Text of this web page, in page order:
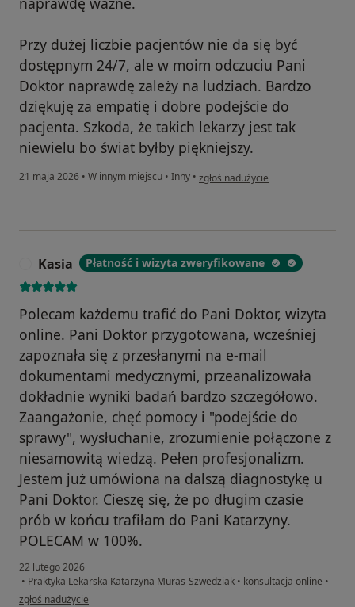
Przy dużej liczbie pacjentów nie da się być
dostępnym 24/7, ale w moim odczuciu Pani
Doktor naprawdę zależy na ludziach. Bardzo
dziękuję za empatię i dobre podejście do
pacjenta. Szkoda, że takich lekarzy jest tak
niewielu bo świat byłby piękniejszy.
21 maja 2026 • W innym miejscu • Inny • w opinii użytkownika Marta Żak
zgłoś nadużycie
Kasia Płatność i wizyta zweryfikowane
Polecam każdemu trafić do Pani Doktor, wizyta
online. Pani Doktor przygotowana, wcześniej
zapoznała się z przesłanymi na e-mail
dokumentami medycznymi, przeanalizowała
dokładnie wyniki badań bardzo szczegółowo.
Zaangażonie, chęć pomocy i "podejście do
sprawy", wysłuchanie, zrozumienie połączone z
niesamowitą wiedzą. Pełen profesjonalizm.
Jestem już umówiona na dalszą diagnostykę u
Pani Doktor. Cieszę się, że po długim czasie
prób w końcu trafiłam do Pani Katarzyny.
POLECAM w 100%.
22 lutego 2026
• Praktyka Lekarska Katarzyna Muras-Szwedziak • konsultacja online •
w opinii użytkownika Kasia
zgłoś nadużycie